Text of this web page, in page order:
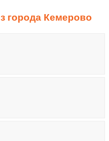
города Кемерово